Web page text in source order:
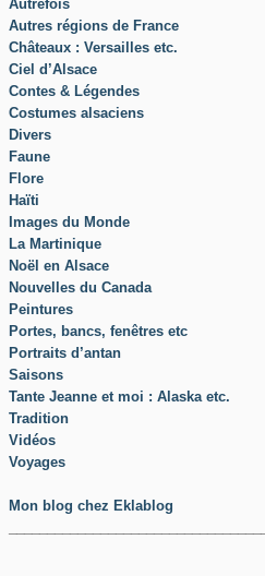
Autrefois
Autres régions de France
Châteaux : Versailles etc.
Ciel d’Alsace
Contes & Légendes
Costumes alsaciens
Divers
Faune
Flore
Haïti
Images du Monde
La Martinique
Noël en Alsace
Nouvelles du Canada
Peintures
Portes, bancs, fenêtres etc
Portraits d’antan
Saisons
Tante Jeanne et moi : Alaska etc.
Tradition
Vidéos
Voyages
Mon blog chez Eklablog